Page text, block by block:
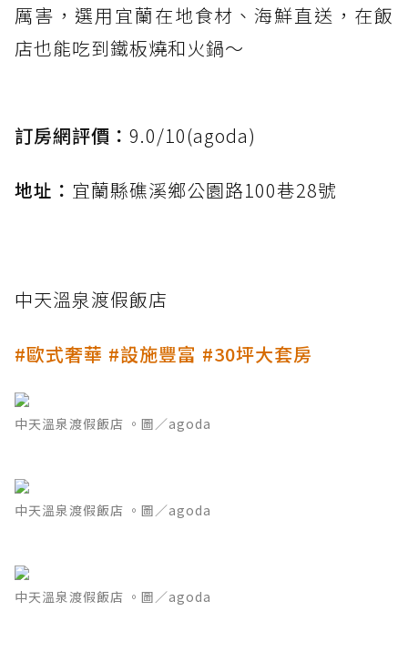
厲害，選用宜蘭在地食材、海鮮直送，在飯
店也能吃到鐵板燒和火鍋～
訂房網評價： 9.0/10(agoda)
地址： 宜蘭縣礁溪鄉公園路100巷28號
中天溫泉渡假飯店
#歐式奢華 #設施豐富 #30坪大套房
中天溫泉渡假飯店 。圖／agoda
中天溫泉渡假飯店 。圖／agoda
中天溫泉渡假飯店 。圖／agoda